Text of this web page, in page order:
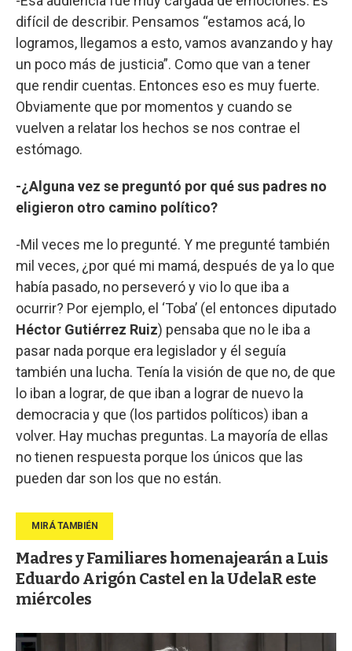
difícil de describir. Pensamos “estamos acá, lo
logramos, llegamos a esto, vamos avanzando y hay
un poco más de justicia”. Como que van a tener
que rendir cuentas. Entonces eso es muy fuerte.
Obviamente que por momentos y cuando se
vuelven a relatar los hechos se nos contrae el
estómago.
-¿Alguna vez se preguntó por qué sus padres no
eligieron otro camino político?
-Mil veces me lo pregunté. Y me pregunté también
mil veces, ¿por qué mi mamá, después de ya lo que
había pasado, no perseveró y vio lo que iba a
ocurrir? Por ejemplo, el ‘Toba’ (el entonces diputado
Héctor Gutiérrez Ruiz) pensaba que no le iba a
pasar nada porque era legislador y él seguía
también una lucha. Tenía la visión de que no, de que
lo iban a lograr, de que iban a lograr de nuevo la
democracia y que (los partidos políticos) iban a
volver. Hay muchas preguntas. La mayoría de ellas
no tienen respuesta porque los únicos que las
pueden dar son los que no están.
Madres y Familiares homenajearán a Luis
Eduardo Arigón Castel en la UdelaR este
miércoles